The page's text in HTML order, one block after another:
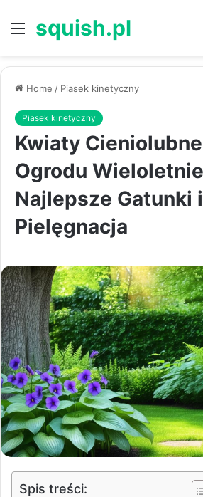
Menu
squish.pl
Home / Piasek kinetyczny
Piasek kinetyczny
Kwiaty
Ogrodu
Najlepsze Gatunki i
Pielęgnacja
Spis treści: